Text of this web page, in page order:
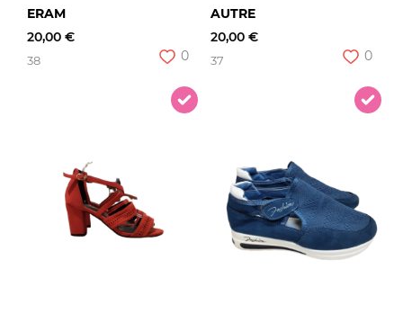
ERAM
20,00 €
38 0
AUTRE
20,00 €
37 0